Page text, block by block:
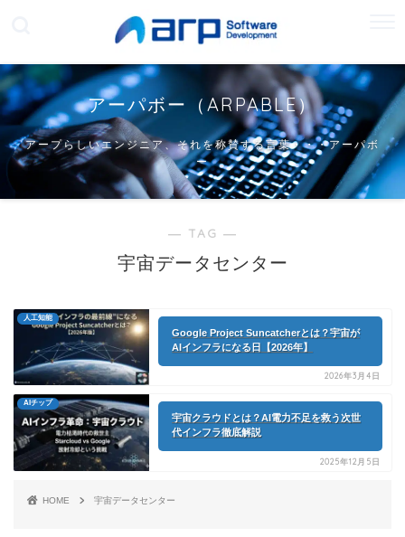
アーパボー（ARPABLE）
アープらしいエンジニア、それを称賛する言葉・・・アーパボ
ー
― TAG ―
宇宙データセンター
人工知能
Google Project Suncatcherとは？宇宙が
AIインフラになる日【2026年】
2026年3月4日
AIチップ
宇宙クラウドとは？AI電力不足を救う次世
代インフラ徹底解説
2025年12月5日
HOME 宇宙データセンター